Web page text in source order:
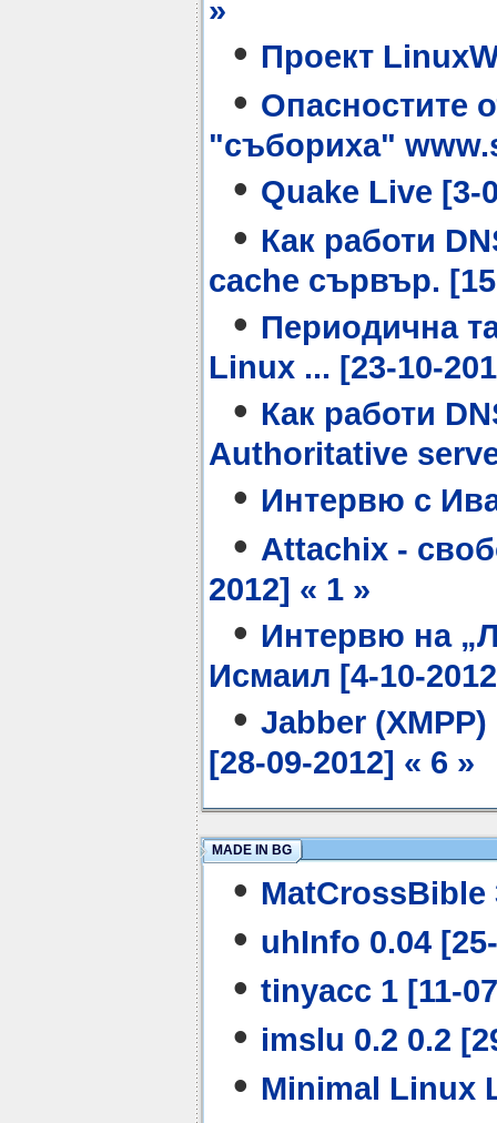
»
• Проект
• Опасностите
"събориха"
• Quake Live [3-
• Как работи
cache сървър.
• Периодична
Linux ... [23-10-
• Как работи
Authoritative
• Интервю с
• Attachix -
2012] « 1 »
• Интервю на
Исмаил [4-10-
• Jabber
[28-09-2012] « 6 »
MADE IN BG
• MatCrossBible
• uhInfo 0.04
• tinyacc 1 [11-
• imslu 0.2 0.2
• Minimal Linux